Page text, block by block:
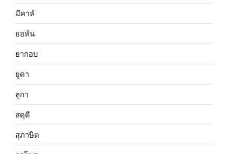
มีคาห์
ยอห์น
ยากอบ
ยูดา
ลูกา
สดุดี
สุภาษิต